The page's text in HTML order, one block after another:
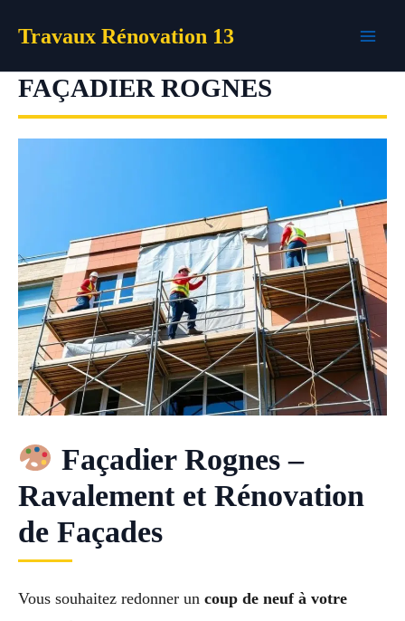
Travaux Rénovation 13
FAÇADIER ROGNES
Façadier Rognes –
Ravalement et Rénovation
de Façades
Vous souhaitez redonner un coup de neuf à votre